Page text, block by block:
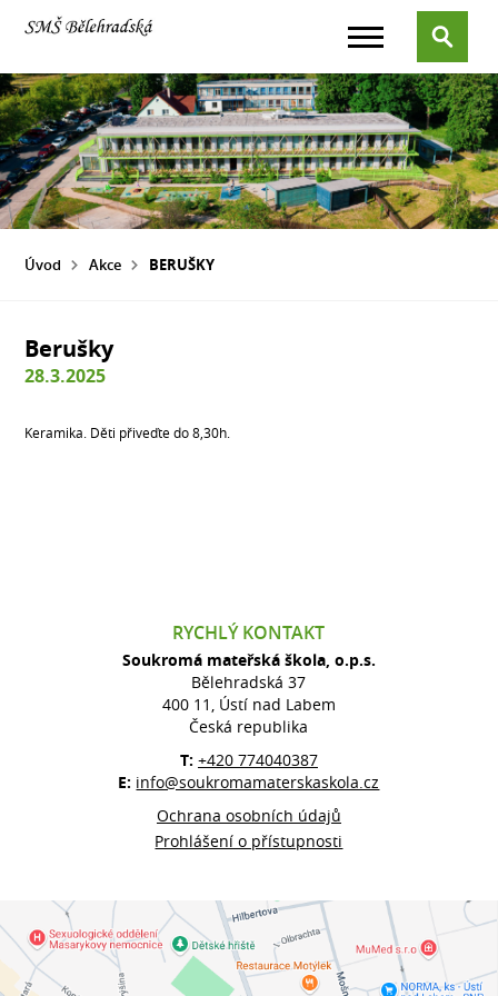
Úvod Akce BERUŠKY
Berušky
28.3.2025
Keramika. Děti přiveďte do 8,30h.
RYCHLÝ KONTAKT
Soukromá mateřská škola, o.p.s.
Bělehradská 37
400 11, Ústí nad Labem
Česká republika
T: +420 774040387
E: info@soukromamaterskaskola.cz
Ochrana osobních údajů
Prohlášení o přístupnosti